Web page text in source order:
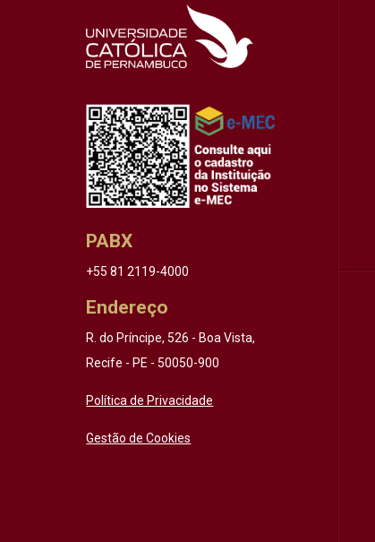
PABX
+55 81 2119-4000
Endereço
R. do Príncipe, 526 - Boa Vista,
Recife - PE - 50050-900
Política de Privacidade
Gestão de Cookies